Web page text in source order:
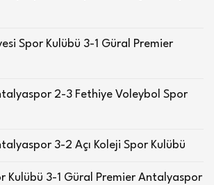
Spor Kulübü 3-1 Güral Premier
2-3 Fethiye Voleybol Spor
3-2 Açı Koleji Spor Kulübü
Kulübü 3-1 Güral Premier Antalyaspor